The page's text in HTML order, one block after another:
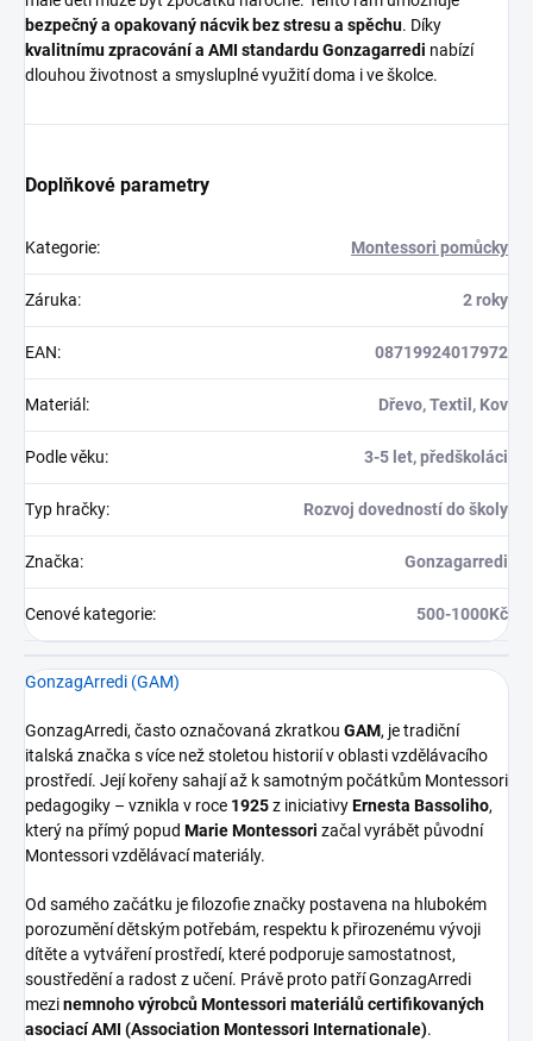
bezpečný a opakovaný nácvik bez stresu a spěchu. Díky
kvalitnímu zpracování a AMI standardu Gonzagarredi nabízí
dlouhou životnost a smysluplné využití doma i ve školce.
Doplňkové parametry
Kategorie: Montessori pomůcky
Záruka: 2 roky
EAN: 08719924017972
Materiál : Dřevo, Textil, Kov
Podle věku: 3-5 let, předškoláci
Typ hračky: Rozvoj dovedností do školy
Značka: Gonzagarredi
Cenové kategorie: 500-1000Kč
GonzagArredi (GAM)
GonzagArredi, často označovaná zkratkou GAM, je tradiční
italská značka s více než stoletou historií v oblasti vzdělávacího
prostředí. Její kořeny sahají až k samotným počátkům Montessori
pedagogiky – vznikla v roce 1925z iniciativyErnesta Bassoliho,
který na přímý popud Marie Montessori začal vyrábět původní
Montessori vzdělávací materiály.
Od samého začátku je filozofie značky postavena na hlubokém
porozumění dětským potřebám, respektu k přirozenému vývoji
dítěte a vytváření prostředí, které podporuje samostatnost,
soustředění a radost z učení. Právě proto patří GonzagArredi
mezinemnoho výrobců Montessori materiálů certifikovaných
asociací AMI (Association Montessori Internationale).